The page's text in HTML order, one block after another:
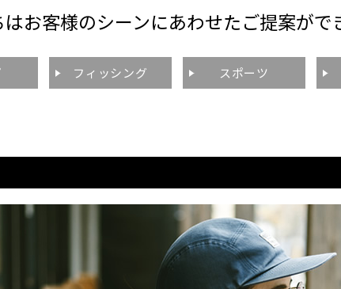
お客様のシーンにあわせたご提案がで
フィッシング スポーツ